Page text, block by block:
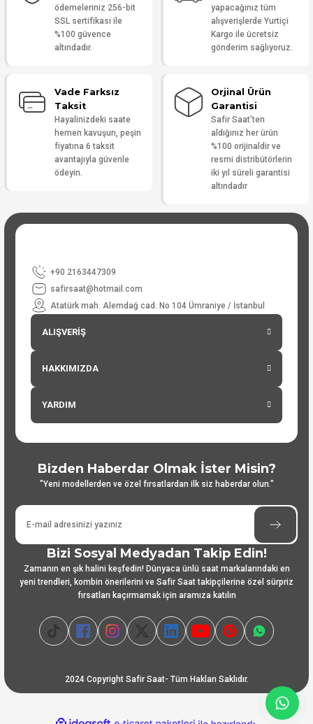
ödemeleriniz 256-bit
SSL sertifikası ile
%100 güvence
altındadır.
yapacağınız tüm
alışverişlerde Yurtiçi
Kargo ile ücretsiz
gönderim sağlıyoruz.
Vade Farksız
Taksit
Hayalinizdeki saate
hemen kavuşun, peşin
fiyatına 6 taksit
avantajıyla güvenle
ödeyin.
Orjinal Ürün
Garantisi
Safir Saat'ten
aldığınız her ürün
%100 orijinaldir ve
resmi distribütörlerin
iki yıl süreli garantisi
altındadır
+90 2163447309
safirsaat@hotmail.com
Atatürk mah. Alemdağ cad. No 104 Ümraniye / İstanbul
ALIŞVERİŞ
HAKKIMIZDA
YARDIM
Bizden Haberdar Olmak İster Misin?
"Yeni modellerden ve özel fırsatlardan ilk siz haberdar olun."
Bizi Sosyal Medyadan Takip Edin!
Zamanın en şık halini keşfedin! Dünyaca ünlü saat markalarındaki en
yeni trendleri, kombin önerilerini ve Safir Saat takipçilerine özel sürpriz
fırsatları kaçırmamak için aramıza katılın
2024 Copyright Safir Saat- Tüm Hakları Saklıdır.